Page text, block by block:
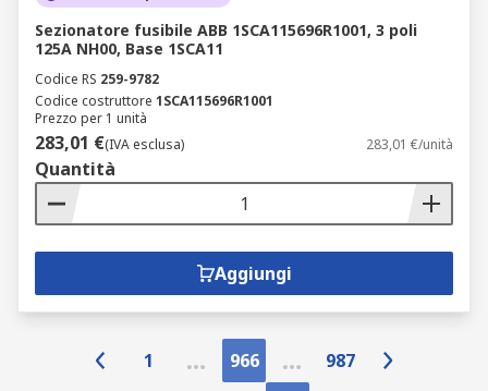
Sezionatore fusibile ABB 1SCA115696R1001, 3 poli
125A NH00, Base 1SCA11
Codice RS 259-9782
Codice costruttore 1SCA115696R1001
Prezzo per 1 unità
283,01 €(IVA esclusa) 283,01 €/unità
Quantità
Aggiungi
1 966
987